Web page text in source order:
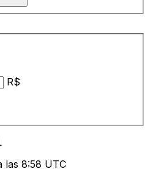
R$
las 8:58 UTC